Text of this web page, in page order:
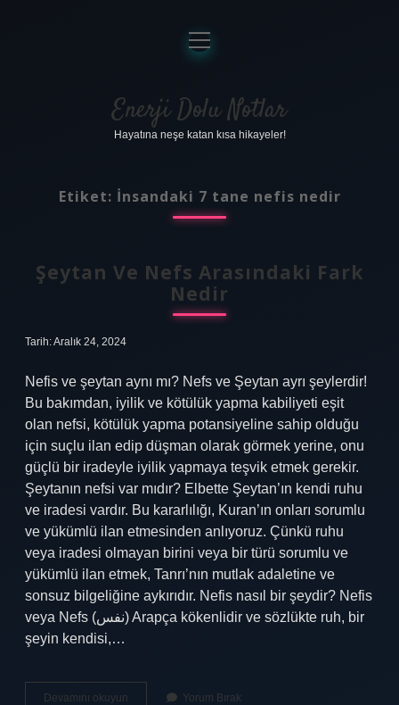
Anasayfa
Gizlilik Politikası
Yasal Uyarı
menüyü
aç
Enerji Dolu Notlar
Hayatına neşe katan kısa hikayeler!
Etiket: İnsandaki 7 tane nefis nedir
Şeytan Ve Nefs Arasındaki Fark
Nedir
Tarih: Aralık 24, 2024
Nefis ve şeytan aynı mı? Nefs ve Şeytan ayrı şeylerdir!
Bu bakımdan, iyilik ve kötülük yapma kabiliyeti eşit
olan nefsi, kötülük yapma potansiyeline sahip olduğu
için suçlu ilan edip düşman olarak görmek yerine, onu
güçlü bir iradeyle iyilik yapmaya teşvik etmek gerekir.
Şeytanın nefsi var mıdır? Elbette Şeytan’ın kendi ruhu
ve iradesi vardır. Bu kararlılığı, Kuran’ın onları sorumlu
ve yükümlü ilan etmesinden anlıyoruz. Çünkü ruhu
veya iradesi olmayan birini veya bir türü sorumlu ve
yükümlü ilan etmek, Tanrı’nın mutlak adaletine ve
sonsuz bilgeliğine aykırıdır. Nefis nasıl bir şeydir? Nefis
veya Nefs (نفس) Arapça kökenlidir ve sözlükte ruh, bir
şeyin kendisi,…
Devamını okuyun Yorum Bırak